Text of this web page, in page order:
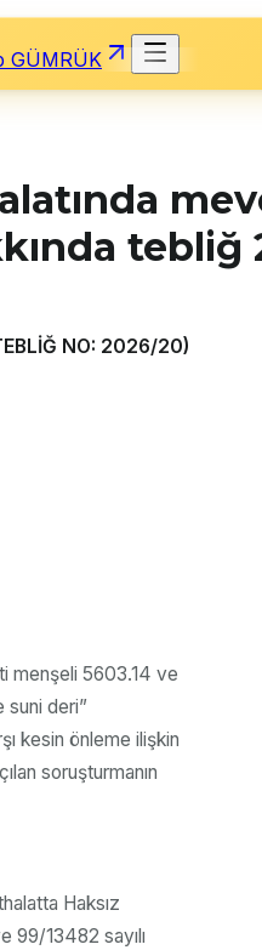
GÜMRÜK
tebliğ
NO: 2026/20)
menşeli 5603.14 ve
suni deri”
kesin önleme ilişkin
soruşturmanın
Haksız
99/13482 sayılı